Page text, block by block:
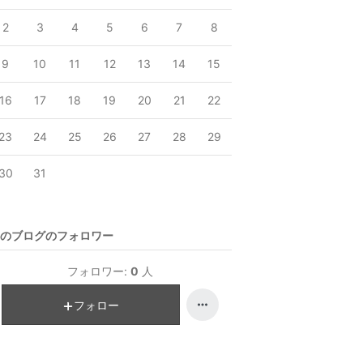
2 3 4 5 6 7 8
9 10 11 12 13 14 15
17 18 19 20 21 22
24 25 26 27 28 29
31
ブログのフォロワー
フォロワー: 0 人
フォロー